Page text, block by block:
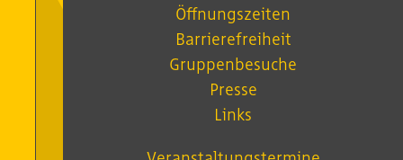
Öffnungszeiten
Barrierefreiheit
Gruppenbesuche
Presse
Links